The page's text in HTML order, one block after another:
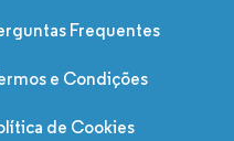
Frequentes
e Condições
de Cookies